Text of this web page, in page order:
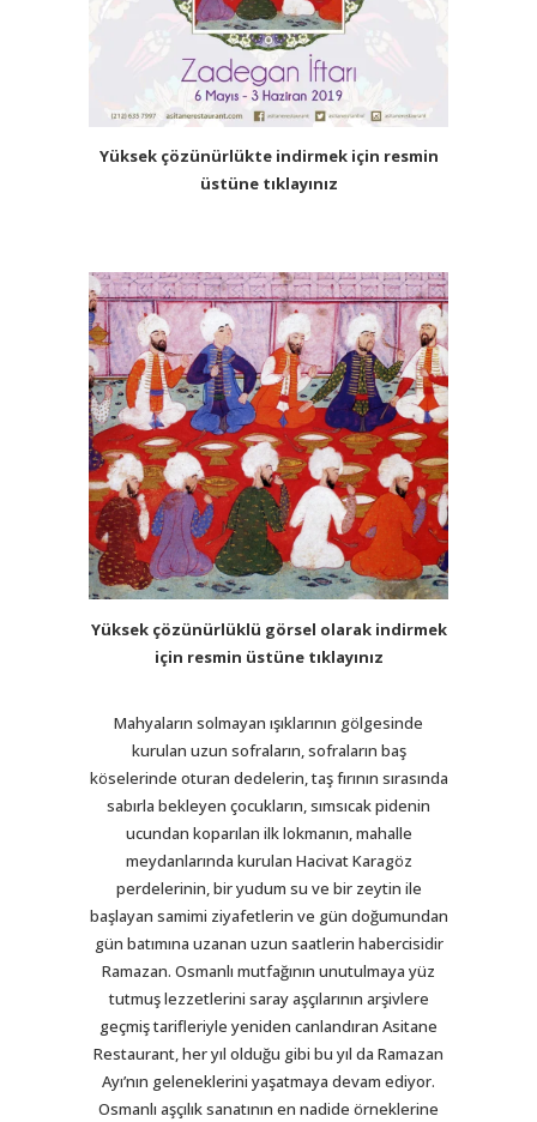
Yüksek çözünürlükte indirmek için resmin
üstüne tıklayınız
Yüksek çözünürlüklü görsel olarak indirmek
için resmin üstüne tıklayınız
Mahyaların solmayan ışıklarının gölgesinde
kurulan uzun sofraların, sofraların baş
köselerinde oturan dedelerin, taş fırının sırasında
sabırla bekleyen çocukların, sımsıcak pidenin
ucundan koparılan ilk lokmanın, mahalle
meydanlarında kurulan Hacivat Karagöz
perdelerinin, bir yudum su ve bir zeytin ile
başlayan samimi ziyafetlerin ve gün doğumundan
gün batımına uzanan uzun saatlerin habercisidir
Ramazan. Osmanlı mutfağının unutulmaya yüz
tutmuş lezzetlerini saray aşçılarının arşivlere
geçmiş tarifleriyle yeniden canlandıran Asitane
Restaurant, her yıl olduğu gibi bu yıl da Ramazan
Ayı’nın geleneklerini yaşatmaya devam ediyor.
Osmanlı aşçılık sanatının en nadide örneklerine